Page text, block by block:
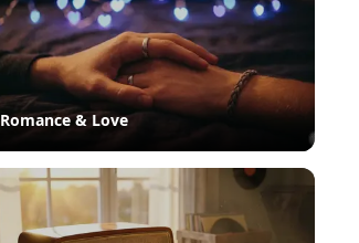
Romance & Love